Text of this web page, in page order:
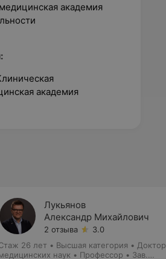
академия
академия
Лукьянов
Александр Михайлович
2 отзыва
3.0
26 лет • Высшая категория • Доктор
наук • Профессор • Зав.